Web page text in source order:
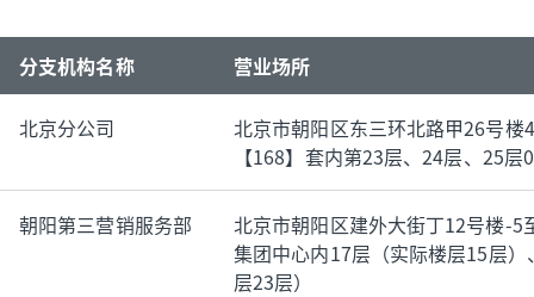
分支机构名称 营业场所
北京分公司
北京市朝阳区东三环北路甲26号楼
【168】套内第23层、24层、25
朝阳第三营销服务部
北京市朝阳区建外大街丁12号楼-5
集团中心内17层（实际楼层15层
层23层）